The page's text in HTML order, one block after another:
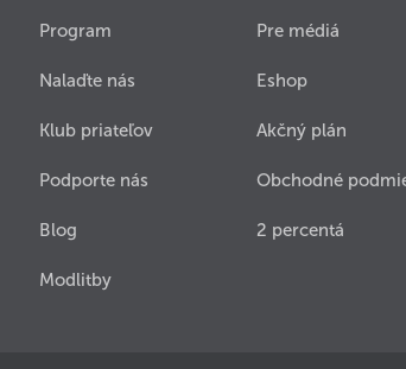
Program
Nalaďte nás
Klub priateľov
Podporte nás
Blog
Modlitby
Pre médiá
Eshop
Akčný plán
Obchodné
2 percentá